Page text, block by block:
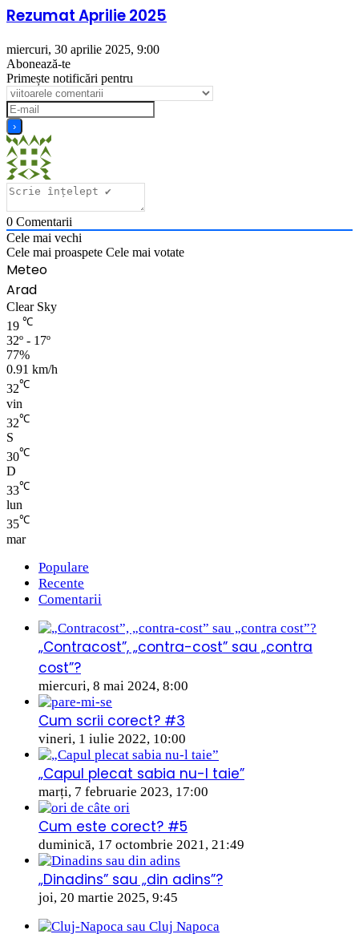
Rezumat Aprilie 2025
miercuri, 30 aprilie 2025, 9:00
Abonează-te
Primește notificări pentru
0 Comentarii
Cele mai vechi
Cele mai proaspete Cele mai votate
Meteo
Arad
Clear Sky
19 ℃
32º - 17º
77%
0.91 km/h
32℃
vin
32℃
S
30℃
D
33℃
lun
35℃
mar
Populare
Recente
Comentarii
„Contracost”, „contra-cost” sau „contra
cost”?
miercuri, 8 mai 2024, 8:00
Cum scrii corect? #3
vineri, 1 iulie 2022, 10:00
„Capul plecat sabia nu-l taie”
marți, 7 februarie 2023, 17:00
Cum este corect? #5
duminică, 17 octombrie 2021, 21:49
„Dinadins” sau „din adins”?
joi, 20 martie 2025, 9:45